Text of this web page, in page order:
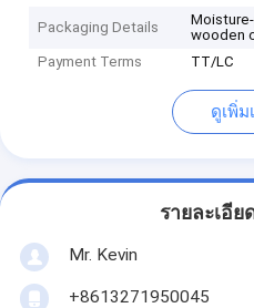
Packaging Details
wooden
Payment Terms
TT/LC
ดูเพิ่ม
รายละเอี
Mr. Kevin
+8613271950045